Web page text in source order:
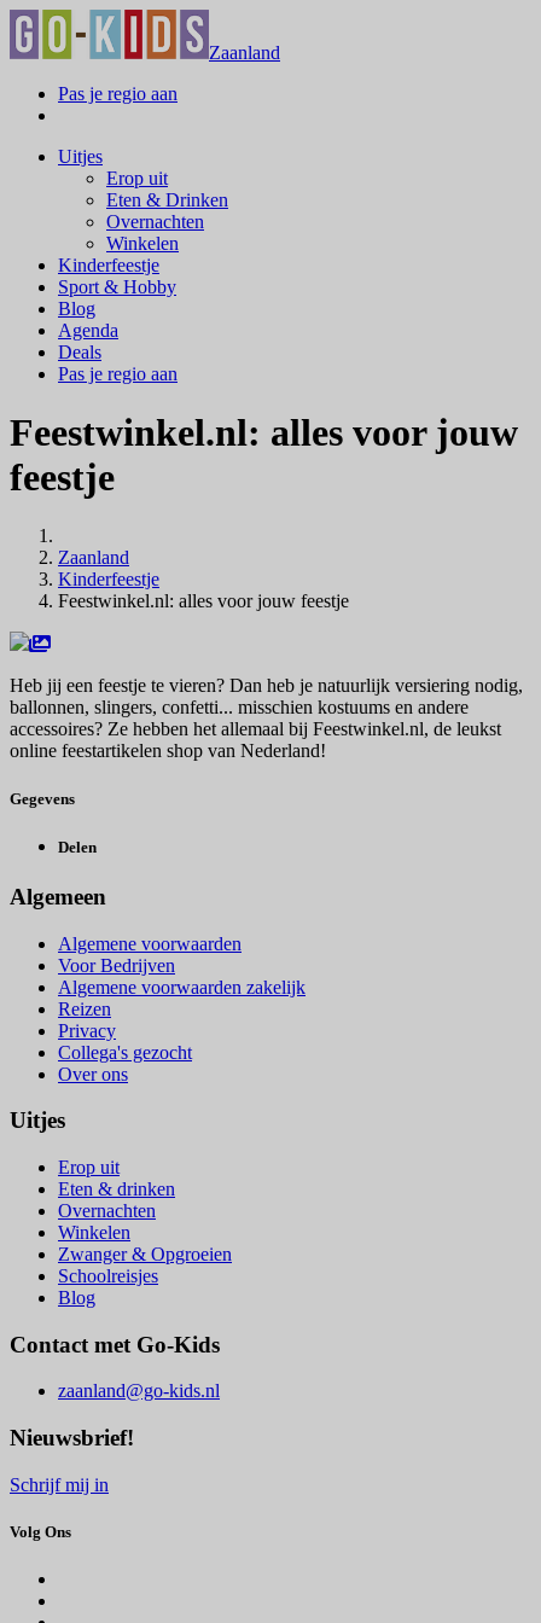
Zaanland
Pas je regio aan
Uitjes
Erop uit
Eten & Drinken
Overnachten
Winkelen
Kinderfeestje
Sport & Hobby
Blog
Agenda
Deals
Pas je regio aan
Feestwinkel.nl: alles voor jouw
feestje
Zaanland
Kinderfeestje
Feestwinkel.nl: alles voor jouw feestje
Heb jij een feestje te vieren? Dan heb je natuurlijk versiering nodig,
ballonnen, slingers, confetti... misschien kostuums en andere
accessoires? Ze hebben het allemaal bij Feestwinkel.nl, de leukst
online feestartikelen shop van Nederland!
Gegevens
Delen
Algemeen
Algemene voorwaarden
Voor Bedrijven
Algemene voorwaarden zakelijk
Reizen
Privacy
Collega's gezocht
Over ons
Uitjes
Erop uit
Eten & drinken
Overnachten
Winkelen
Zwanger & Opgroeien
Schoolreisjes
Blog
Contact met Go-Kids
zaanland@go-kids.nl
Nieuwsbrief!
Schrijf mij in
Volg Ons